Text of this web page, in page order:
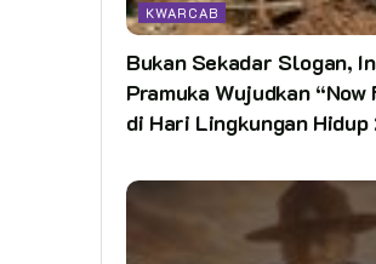
KWARCAB
Bukan Sekadar Slogan,
Pramuka Wujudkan
di Hari Lingkungan